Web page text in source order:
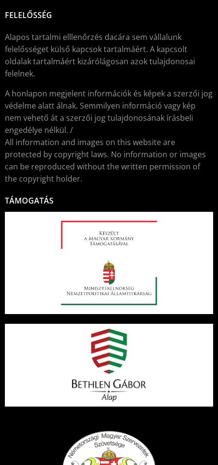
FELELŐSSÉG
Alapos tartalmi elllenőrzés dacára sem vállalunk
felelősséget külső kapcsok tartalmáért. A kapcsolt
oldalak tartalmáért kizárólágosan azok tulajdonosai
felelnek.
A honlapon megjelent információk és képek a szerzői jog
védelme alatt álnak. Semmilyen információ vagy kép
nem vehető át a szerzői jog tulajdonosának írásbeli
engedélye nélkül. /
All information and images on this website are
protected by copyright laws. No information or images
can be reproduced without the written permission of
the copyright holder.
TÁMOGATÁS